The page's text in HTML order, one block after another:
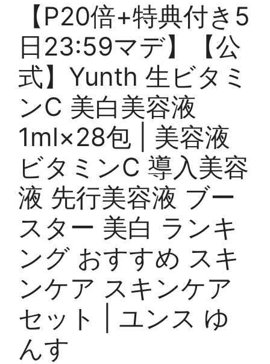
【P20倍+特典付き5
日23:59マデ】【公
式】Yunth 生ビタミ
ンC 美白美容液
1ml×28包 | 美容液
ビタミンC 導入美容
液 先行美容液 ブー
スター 美白 ランキ
ング おすすめ スキ
ンケア スキンケア
セット | ユンス ゆ
んす